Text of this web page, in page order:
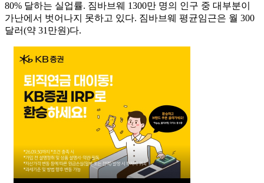
80% 달하는 실업률. 짐바브웨 1300만 명의 인구 중 대부분이
가난에서 벗어나지 못하고 있다. 짐바브웨 평균임근은 월 300
달러(약 31만원)다.